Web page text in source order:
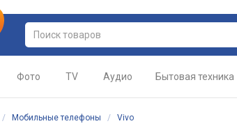
Фото TV Аудио Бытовая техника
/ Мобильные телефоны / Vivo